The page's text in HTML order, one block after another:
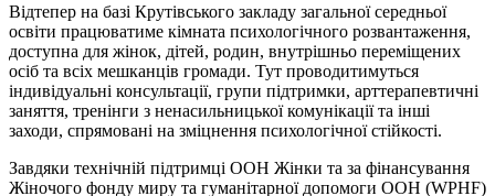
Відтепер на базі Крутівського закладу загальної середньої
освіти працюватиме кімната психологічного розвантаження,
доступна для жінок, дітей, родин, внутрішньо переміщених
осіб та всіх мешканців громади. Тут проводитимуться
індивідуальні консультації, групи підтримки, арттерапевтичні
заняття, тренінги з ненасильницької комунікації та інші
заходи, спрямовані на зміцнення психологічної стійкості.
Завдяки технічній підтримці ООН Жінки та за фінансування
Жіночого фонду миру та гуманітарної допомоги ООН (WPHF)